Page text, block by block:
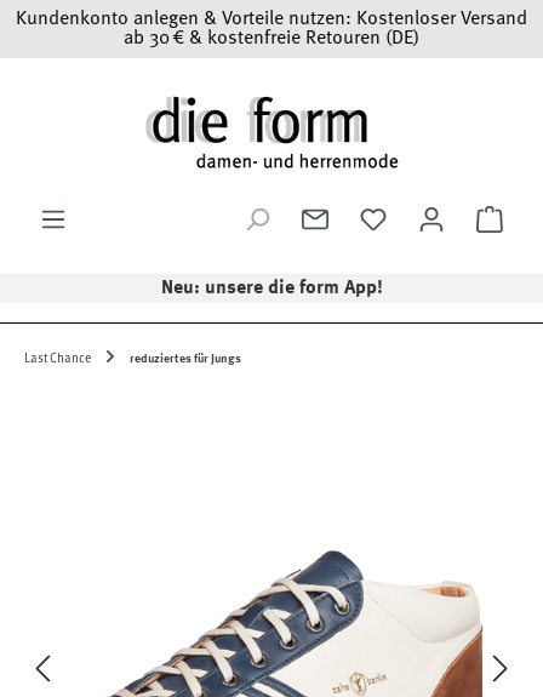
Zum Hauptinhalt springen
Kundenkonto anlegen & Vorteile nutzen: Kostenloser Versand
ab 30 € & kostenfreie Retouren (DE)
Neu: unsere die form App!
Last Chance reduziertes für Jungs